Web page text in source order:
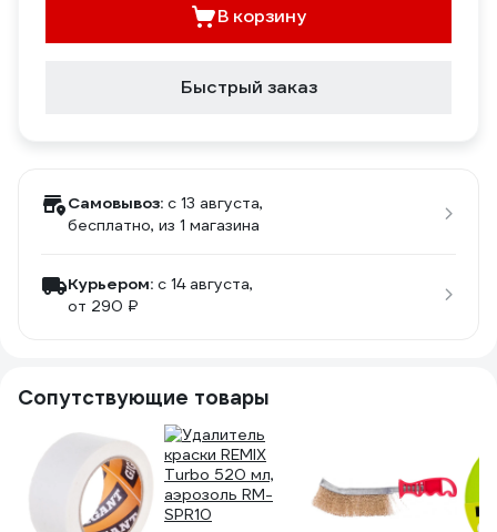
В корзину
Быстрый заказ
Самовывоз: c 13 августа,
бесплатно, из 1 магазина
Курьером: c 14 августа,
от 290 ₽
Сопутствующие товары